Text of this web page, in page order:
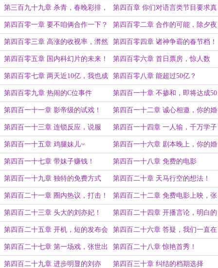
第三百九十九章 杀青，春晚彩排，
我成前辈了？
第四百章 你们对语言类节目要求真
高！
第四百零一章 要不咱俩合作一下？ 第四百零二章 合作的可能，除夕夜
第四百零三章 高涨的收视率，潸然
泪下！
第四百零四章 诸神争霸的春节档！
第四百零五章 国内科幻片的未来！ 第四百零六章 首日票房，惊人数
据！
第四百零七章 两天近10亿，我也成
资本了？
第四百零八章 能超过50亿？
第四百零九章 热闹的C位事件 第四百一十章 不掺和，即将达成50
亿！
第四百一十一章 影帝级的试戏！ 第四百一十二章 诚心相邀，你的婚
礼！
第四百一十三章 连锁反应，说服 第四百一十四章 一人输，千万学子
幸福！
第四百一十五章 鸡腿妹儿~ 第四百一十六章 剧本晚上，你的婚
礼导演！
第四百一十七章 带妹子赚钱！ 第四百一十八章 免费的电影
第四百一十九章 独特的免费方式
（新年快乐，祝大家身体健康，平安
喜乐！）
第四百二十章 天马行空的想法！
第四百二十一章 圈内热议，打击！ 第四百二十二章 免费电影上映，张
世！
第四百二十三章 头大的刘亦妃！ 第四百二十四章 开播言论，明白的
冲奖片设想
第四百二十五章 开机，短的发布会 第四百二十六章 答疑，我们一直在
路上
第四百二十七章 第一场戏，张世出
马！
第四百二十八章 惊艳首秀！
第四百二十九章 进步明显的刘亦 第四百三十章 纠结的档期选择